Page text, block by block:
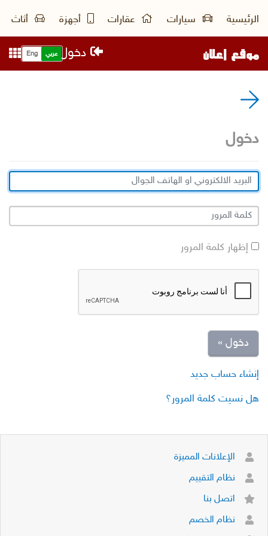
الرئيسية سيارات عقارات أجهزة أثاث
موقع إعلان دخول عربي Eng
دخول
إظهار كلمة المرور
دخول »
إنشاء حساب جديد
هل نسيت كلمة المرور؟
الإعلانات المميزة
نظام التقييم
اتصل بنا
نظام الخصم